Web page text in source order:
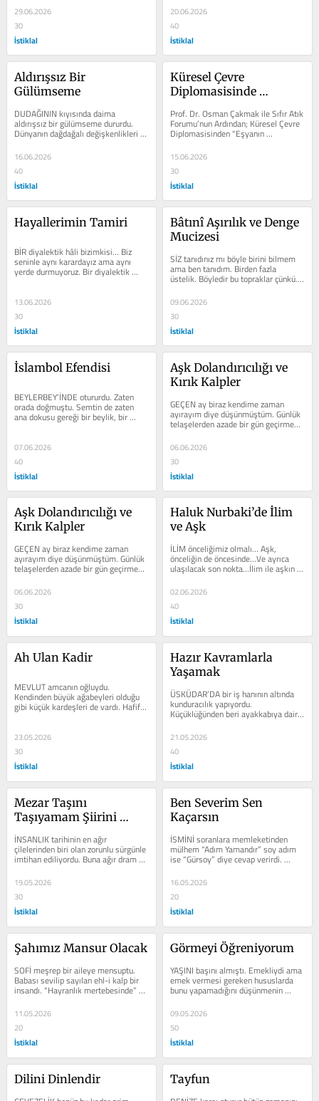
29.06.2026
30
İstiklal
20.06.2026
40
İstiklal
Aldırışsız Bir
Gülümseme
DUDAĞININ kıyısında daima
aldırışsız bir gülümseme dururdu.
Dünyanın dağdağalı değişkenlikleri
güne ne getirirse getirsin onun...
16.06.2026
40
İstiklal
Küresel Çevre
Diplomasisinde
ATIK FORUMU VE
KENDİ YOLUMUZU
Prof. Dr. Osman Çakmak ile Sıfır Atık
Forumu’nun Ardından; Küresel Çevre
Diplomasisinden "Eşyanın
Hukuku"na ve COP31 Antalya...
15.06.2026
30
İstiklal
Hayallerimin Tamiri
BİR diyalektik hâli bizimkisi… Biz
seninle aynı karardayız ama aynı
yerde durmuyoruz. Bir diyalektik
süreç yaşadığımız. Biz birbirimizin...
13.06.2026
30
İstiklal
Bâtınî Aşırılık ve Denge
Mucizesi
SİZ tanıdınız mı böyle birini bilmem
ama ben tanıdım. Birden fazla
üstelik. Böyledir bu topraklar çünkü.
En son söyleyeceğim sözü...
09.06.2026
30
İstiklal
İslambol Efendisi
BEYLERBEY’İNDE otururdu. Zaten
orada doğmuştu. Semtin de zaten
ana dokusu gereği bir beylik, bir
beyefendilik söz konusuydu. Üç
07.06.2026
40
İstiklal
Aşk Dolandırıcılığı ve
Kırık Kalpler
GEÇEN ay biraz kendime zaman
ayırayım diye düşünmüştüm. Günlük
telaşelerden azade bir gün geçirmeyi
planlamıştım kardeşimle. Vapurla...
06.06.2026
30
İstiklal
Aşk Dolandırıcılığı ve
Kırık Kalpler
GEÇEN ay biraz kendime zaman
ayırayım diye düşünmüştüm. Günlük
telaşelerden azade bir gün geçirmeyi
planlamıştım kardeşimle. Vapurla...
06.06.2026
30
İstiklal
Haluk Nurbaki’de İlim
ve Aşk
İLİM önceliğimiz olmalı… Aşk,
önceliğin de öncesinde…Ve ayrıca
ulaşılacak son nokta…İlim ile aşkın
buluşması ise...
02.06.2026
40
İstiklal
Ah Ulan Kadir
MEVLUT amcanın oğluydu.
Kendinden büyük ağabeyleri olduğu
gibi küçük kardeşleri de vardı. Hafif
topak, boydan biraz kısa ama...
23.05.2026
30
İstiklal
Hazır Kavramlarla
Yaşamak
ÜSKÜDAR’DA bir iş hanının altında
kunduracılık yapıyordu.
Küçüklüğünden beri ayakkabıya dair
bütün alanlarda bulunmuştu. Eli...
21.05.2026
40
İstiklal
Mezar Taşını
Taşıyamam Şiirini
Taşırım
İNSANLIK tarihinin en ağır
çilelerinden biri olan zorunlu sürgünle
imtihan ediliyordu. Buna ağır dram
diyenler olacaktı ancak bu çok...
19.05.2026
30
İstiklal
Ben Severim Sen
Kaçarsın
İSMİNİ soranlara memleketinden
mülhem “Adım Yamandır” soy adım
ise “Gürsoy” diye cevap verirdi.
Gökteki yıldız gibi parlak bir...
16.05.2026
20
İstiklal
Şahımız Mansur Olacak
SOFİ meşrep bir aileye mensuptu.
Babası sevilip sayılan ehl-i kalp bir
insandı. “Hayranlık mertebesinde”
yaşardı. Merak etmediği ve...
11.05.2026
20
İstiklal
Görmeyi Öğreniyorum
YAŞINI başını almıştı. Emekliydi ama
emek vermesi gereken hususlarda
bunu yapamadığını düşünmenin
pişmanlığını yaşıyor ve sıkça...
09.05.2026
50
İstiklal
Dilini Dinlendir Tayfun